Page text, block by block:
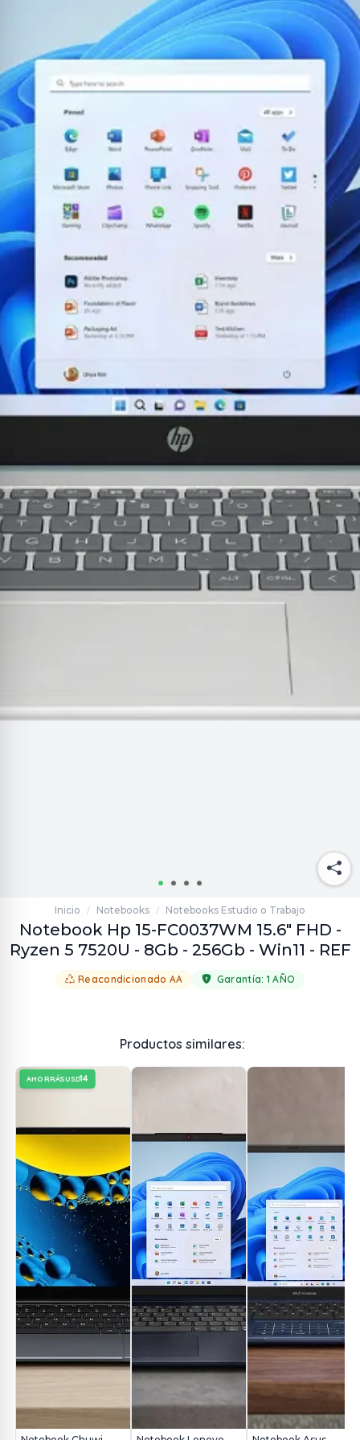
Inicio / Notebooks / Notebooks Estudio o Trabajo
Notebook Hp 15-FC0037WM 15.6" FHD -
Ryzen 5 7520U - 8Gb - 256Gb - Win11 - REF
Reacondicionado AA Garantía: 1 AÑO
Productos similares:
AHORRÁSUSD14